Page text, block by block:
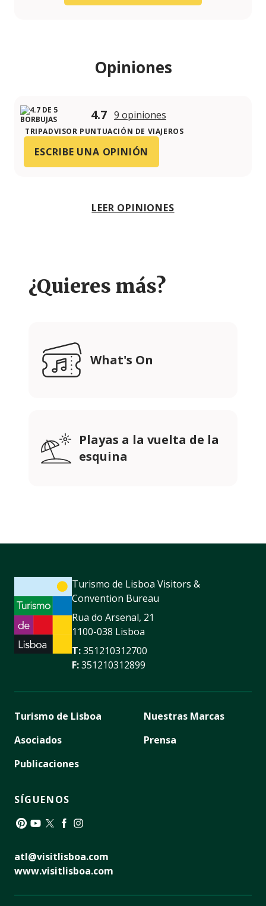
Opiniones
4.7 9 opiniones
TRIPADVISOR PUNTUACIÓN DE VIAJEROS
ESCRIBE UNA OPINIÓN
LEER OPINIONES
¿Quieres más?
What's On
Playas a la vuelta de la
esquina
Turismo de Lisboa Visitors &
Convention Bureau
Rua do Arsenal, 21
1100-038 Lisboa
T:351210312700
F:351210312899
Turismo de Lisboa
Asociados
Publicaciones
Nuestras Marcas
Prensa
SÍGUENOS
atl@visitlisboa.com
www.visitlisboa.com